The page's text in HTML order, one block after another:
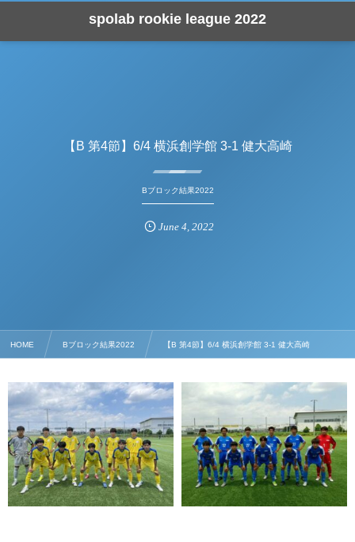
spolab rookie league 2022
【B 第4節】6/4 横浜創学館 3-1 健大高崎
Bブロック結果2022
June 4 2022
HOME Bブロック結果2022 【B 第4節】6/4 横浜創学館 3-1 健大高崎